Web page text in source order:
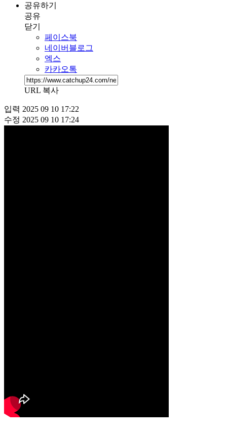
공유하기
공유
닫기
페이스북
네이버블로그
엑스
카카오톡
URL 복사
입력 2025 09 10 17:22
수정 2025 09 10 17:24